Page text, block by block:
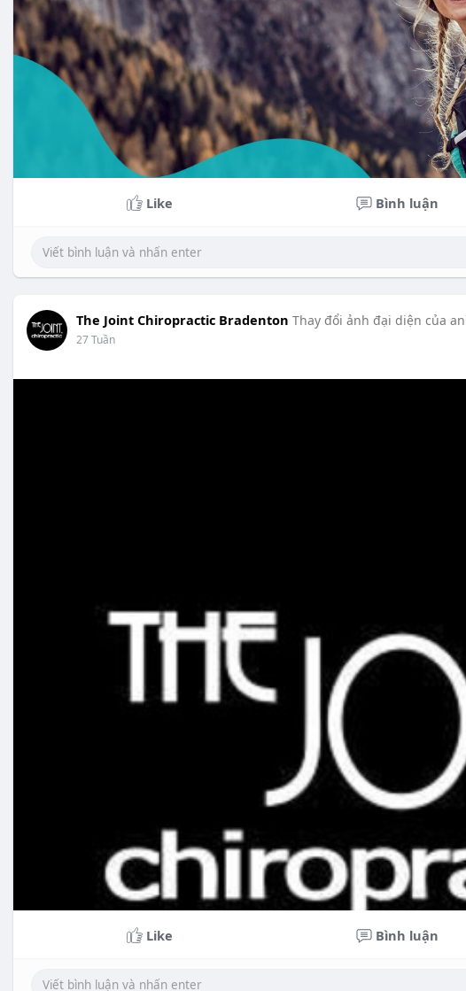
Like Bình luận
The Joint Chiropractic Bradenton Thay đổi ảnh đại diện của
27 Tuần
Like Bình luận